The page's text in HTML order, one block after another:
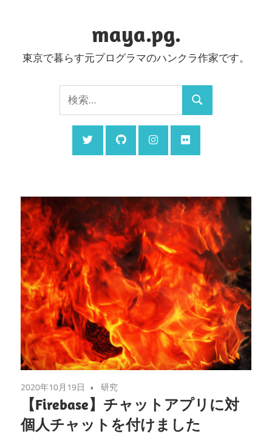
ン
maya.pg.
東京で暮らす元プログラマのハンクラ作家です。
索:
検
索
2020年10月19日 研究
【Firebase】チャットアプリに対
個人チャットを付けました